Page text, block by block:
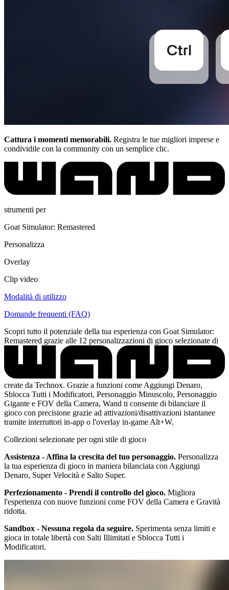
Cattura i momenti memorabili. Registra le tue migliori imprese e
condividile con la community con un semplice clic.
strumenti per
Goat Simulator: Remastered
Personalizza
Overlay
Clip video
Modalità di utilizzo
Domande frequenti (FAQ)
Scopri tutto il potenziale della tua esperienza con Goat Simulator:
Remastered grazie alle 12 personalizzazioni di gioco selezionate di
create da Technox. Grazie a funzioni come Aggiungi Denaro,
Sblocca Tutti i Modificatori, Personaggio Minuscolo, Personaggio
Gigante e FOV della Camera, Wand ti consente di bilanciare il
gioco con precisione grazie ad attivazioni/disattivazioni istantanee
tramite interruttori in-app o l'overlay in-game Alt+W.
Collezioni selezionate per ogni stile di gioco
Assistenza - Affina la crescita del tuo personaggio. Personalizza
la tua esperienza di gioco in maniera bilanciata con Aggiungi
Denaro, Super Velocità e Salto Super.
Perfezionamento - Prendi il controllo del gioco. Migliora
l'esperienza con nuove funzioni come FOV della Camera e Gravità
ridotta.
Sandbox - Nessuna regola da seguire. Sperimenta senza limiti e
gioca in totale libertà con Salti Illimitati e Sblocca Tutti i
Modificatori.